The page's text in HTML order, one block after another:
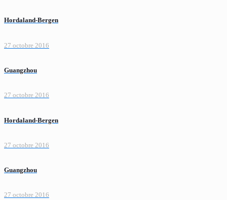
Hordaland-Bergen
27 octobre 2016
Guangzhou
27 octobre 2016
Hordaland-Bergen
27 octobre 2016
Guangzhou
27 octobre 2016